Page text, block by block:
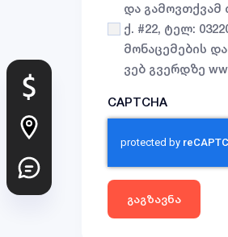
და გამოვთქვამ
ქ. #22, ტელ:
მონაცემების
ვებ გვერდზე
CAPTCHA